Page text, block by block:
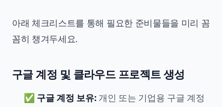
아래 체크리스트를 통해 필요한 준비물들을 미리 꼼
꼼히 챙겨두세요.
구글 계정 및 클라우드 프로젝트 생성
✅ 구글 계정 보유: 개인 또는 기업용 구글 계정